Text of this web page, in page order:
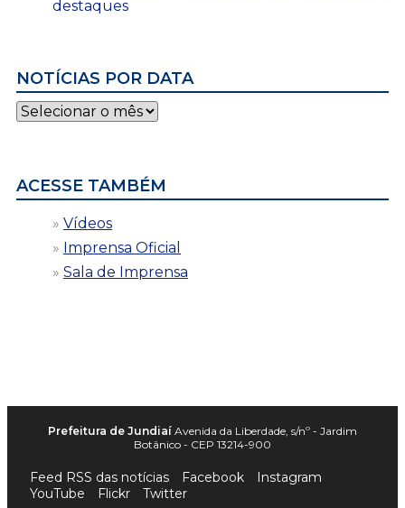
destaques
NOTÍCIAS POR DATA
Notícias
por
ACESSE TAMBÉM
Vídeos
Imprensa Oficial
Sala de Imprensa
Prefeitura de Jundiaí Avenida da Liberdade, s/nº - Jardim
Botânico - CEP 13214-900
Feed RSS das notícias Facebook
Instagram
YouTube
Flickr Twitter